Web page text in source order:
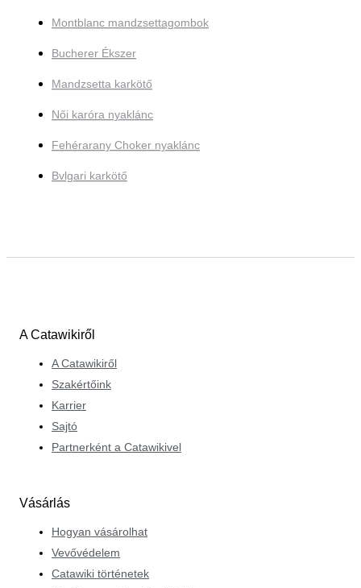
Montblanc mandzsettagombok
Bucherer Ékszer
Mandzsetta karkötő
Női karóra nyaklánc
Fehérarany Choker nyaklánc
Bvlgari karkötő
A Catawikiről
A Catawikiről
Szakértőink
Karrier
Sajtó
Partnerként a Catawikivel
Vásárlás
Hogyan vásárolhat
Vevővédelem
Catawiki történetek